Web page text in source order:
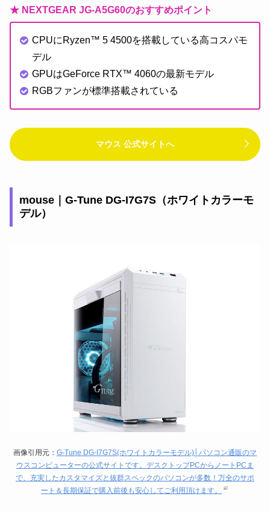
★ NEXTGEAR JG-A5G60のおすすめポイント
CPUにRyzen™ 5 4500を搭載している高コスパモ
デル
GPUはGeForce RTX™ 4060の最新モデル
RGBファンが標準搭載されている
マウス 公式サイトへ
mouse｜G-Tune DG-I7G7S（ホワイトカラーモ
デル）
画像引用元： G-Tune DG-I7G7S(ホワイトカラーモデル)│パソコン通販のマ
ウスコンピューターの公式サイトです。デスクトップPCからノートPCま
で、充実したカスタマイズと抜群スペックのパソコンが多数！万全のサポ
ート＆長期保証で購入前後も安心してご利用頂けます。